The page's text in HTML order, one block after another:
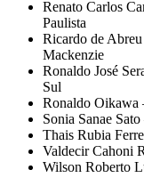
Renato Carlos
Paulista
Ricardo de
Mackenzie
Ronaldo José
Sul
Ronaldo Oikawa
Sonia Sanae
Thais Rubia
Valdecir Cahoni
Wilson Roberto